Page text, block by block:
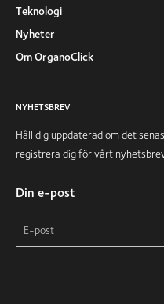
Teknologi
Nyheter
Om OrganoClick
NYHETSBREV
Håll dig uppdaterad om det
registrera dig för vårt
Din e-post